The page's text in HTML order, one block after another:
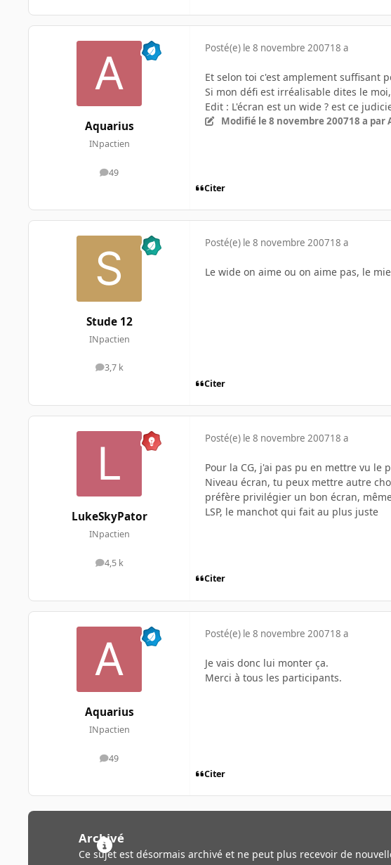
Aquarius
INpactien
49
messages
Posté(e) le 8 novembre 200718 a
Et selon toi c'est amplement suffisant
Si mon défi est irréalisable dites le
Edit : L'écran est un wide ? est ce
Modifié le 8 novembre 200718 a par
Citer
Stude 12
INpactien
3,7 k
messages
Posté(e) le 8 novembre 200718 a
Le wide on aime ou on aime pas, le
Citer
LukeSkyPator
INpactien
4,5 k
messages
Posté(e) le 8 novembre 200718 a
Pour la CG, j'ai pas pu en mettre vu
Niveau écran, tu peux mettre autre
préfère privilégier un bon écran,
LSP, le manchot qui fait au plus juste
Citer
Aquarius
INpactien
49
messages
Posté(e) le 8 novembre 200718 a
Je vais donc lui monter ça.
Merci à tous les participants.
Citer
Archivé
Ce sujet est désormais archivé et ne peut plus recevoir de